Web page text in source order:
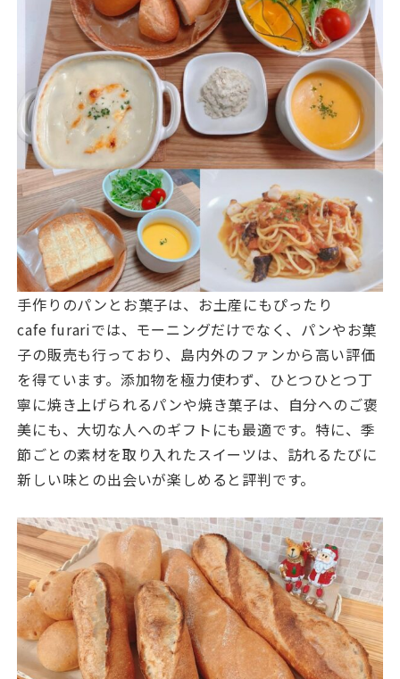
手作りのパンとお菓子は、お土産にもぴったり
cafe furariでは、モーニングだけでなく、パンやお菓
子の販売も行っており、島内外のファンから高い評価
を得ています。添加物を極力使わず、ひとつひとつ丁
寧に焼き上げられるパンや焼き菓子は、自分へのご褒
美にも、大切な人へのギフトにも最適です。特に、季
節ごとの素材を取り入れたスイーツは、訪れるたびに
新しい味との出会いが楽しめると評判です。